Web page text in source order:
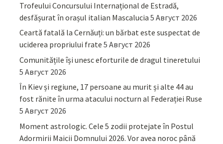
Trofeului Concursului Internațional de Estradă,
desfășurat în orașul italian Mascalucia 5 Август 2026
Ceartă fatală la Cernăuți: un bărbat este suspectat de
uciderea propriului frate 5 Август 2026
Comunitățile își unesc eforturile de dragul tineretului
5 Август 2026
În Kiev și regiune, 17 persoane au murit și alte 44 au
fost rănite în urma atacului nocturn al Federației Ruse
5 Август 2026
Moment astrologic. Cele 5 zodii protejate în Postul
Adormirii Maicii Domnului 2026. Vor avea noroc până